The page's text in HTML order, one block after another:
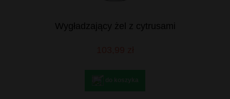
Wygładzający żel z cytrusami